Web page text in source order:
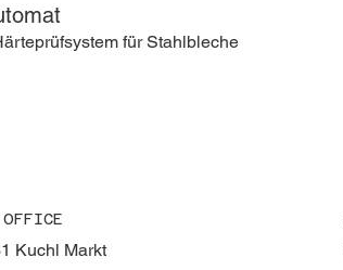
für Stahlbleche
Kuchl Markt